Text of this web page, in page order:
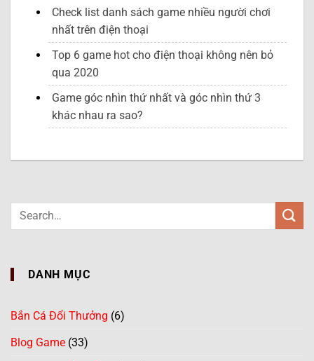
Check list danh sách game nhiều người chơi
nhất trên điện thoại
Top 6 game hot cho điện thoại không nên bỏ
qua 2020
Game góc nhìn thứ nhất và góc nhìn thứ 3
khác nhau ra sao?
DANH MỤC
Bắn Cá Đổi Thưởng (6)
Blog Game (33)